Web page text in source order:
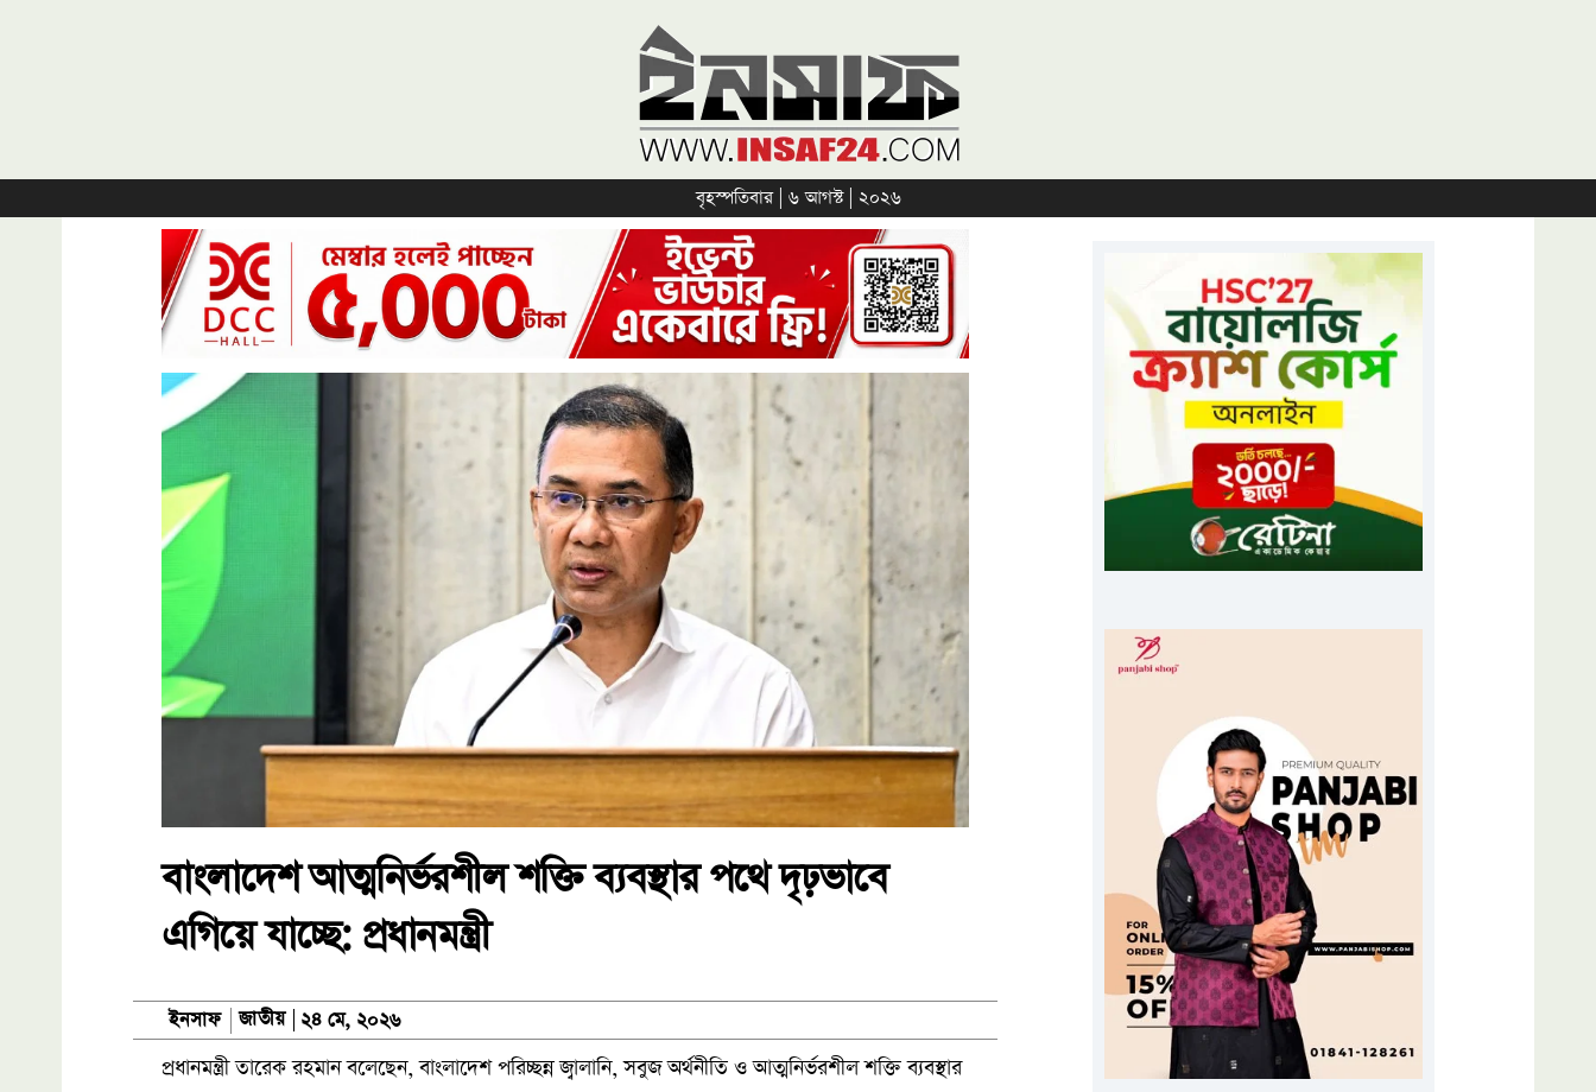
বৃহস্পতিবার | ৬ আগস্ট | ২০২৬
বাংলাদেশ আত্মনির্ভরশীল শক্তি ব্যবস্থার পথে দৃঢ়ভাবে
এগিয়ে যাচ্ছে: প্রধানমন্ত্রী
ইনসাফ জাতীয় ২৪ মে, ২০২৬
প্রধানমন্ত্রী তারেক রহমান বলেছেন, বাংলাদেশ পরিচ্ছন্ন জ্বালানি, সবুজ অর্থনীতি ও আত্মনির্ভরশীল শক্তি ব্যবস্থার